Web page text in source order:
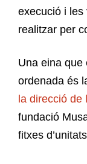
execució i les
realitzar per
Una eina que
ordenada és
la direcció de
fundació
fitxes